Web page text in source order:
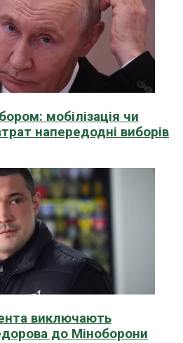
мобілізація чи
напередодні виборів
виключають
до Міноборони